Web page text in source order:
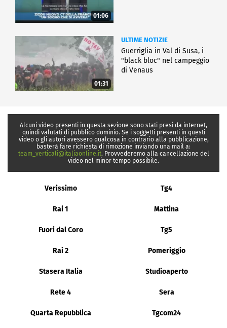
01:06
01:31
ULTIME NOTIZIE
Guerriglia in Val di Susa, i
"black bloc" nel campeggio
di Venaus
Alcuni video presenti in questa sezione sono stati presi da internet,
quindi valutati di pubblico dominio. Se i soggetti presenti in questi
video o gli autori avessero qualcosa in contrario alla pubblicazione,
basterà fare richiesta di rimozione inviando una mail a:
team_verticali@italiaonline.it. Provvederemo alla cancellazione del
video nel minor tempo possibile.
Verissimo Tg4
Rai 1 Mattina
Fuori dal Coro Tg5
Rai 2 Pomeriggio
Stasera Italia Studioaperto
Rete 4 Sera
Quarta Repubblica Tgcom24